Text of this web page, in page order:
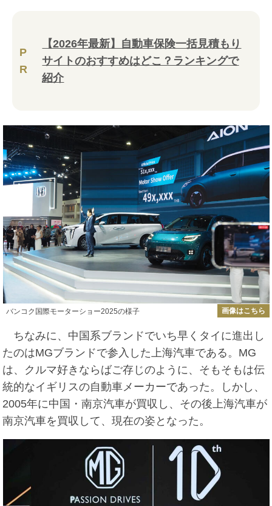
P
R
【2026年最新】自動車保険一括見積もり
サイトのおすすめはどこ？ランキングで
紹介
バンコク国際モーターショー2025の様子 画像はこちら
ちなみに、中国系ブランドでいち早くタイに進出し
たのはMGブランドで参入した上海汽車である。MG
は、クルマ好きならばご存じのように、そもそもは伝
統的なイギリスの自動車メーカーであった。しかし、
2005年に中国・南京汽車が買収し、その後上海汽車が
南京汽車を買収して、現在の姿となった。